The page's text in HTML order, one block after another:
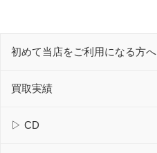
初めて当店をご利用になる方へ
買取実績
▷ CD